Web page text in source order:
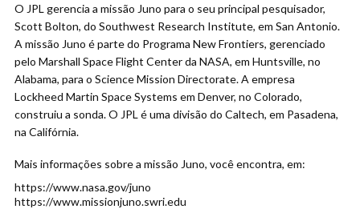
O JPL gerencia a missão Juno para o seu principal pesquisador,
Scott Bolton, do Southwest Research Institute, em San Antonio.
A missão Juno é parte do Programa New Frontiers, gerenciado
pelo Marshall Space Flight Center da NASA, em Huntsville, no
Alabama, para o Science Mission Directorate. A empresa
Lockheed Martin Space Systems em Denver, no Colorado,
construiu a sonda. O JPL é uma divisão do Caltech, em Pasadena,
na Califórnia.
Mais informações sobre a missão Juno, você encontra, em:
https://www.nasa.gov/juno
https://www.missionjuno.swri.edu